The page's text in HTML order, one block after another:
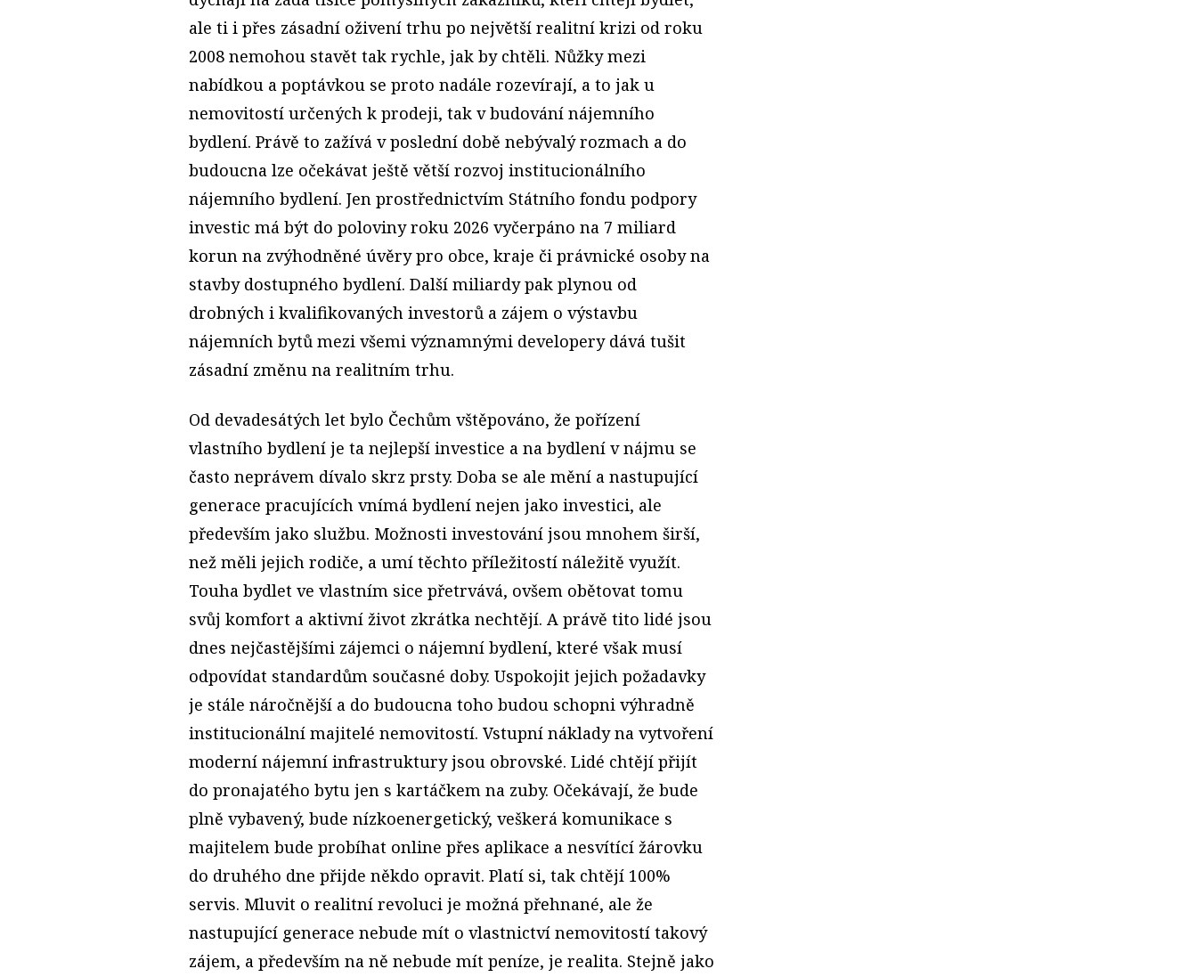
ale ti i přes zásadní oživení trhu po největší realitní krizi od roku
2008 nemohou stavět tak rychle, jak by chtěli. Nůžky mezi
nabídkou a poptávkou se proto nadále rozevírají, a to jak u
nemovitostí určených k prodeji, tak v budování nájemního
bydlení. Právě to zažívá v poslední době nebývalý rozmach a do
budoucna lze očekávat ještě větší rozvoj institucionálního
nájemního bydlení. Jen prostřednictvím Státního fondu podpory
investic má být do poloviny roku 2026 vyčerpáno na 7 miliard
korun na zvýhodněné úvěry pro obce, kraje či právnické osoby na
stavby dostupného bydlení. Další miliardy pak plynou od
drobných i kvalifikovaných investorů a zájem o výstavbu
nájemních bytů mezi všemi významnými developery dává tušit
zásadní změnu na realitním trhu.
Od devadesátých let bylo Čechům vštěpováno, že pořízení
vlastního bydlení je ta nejlepší investice a na bydlení v nájmu se
často neprávem dívalo skrz prsty. Doba se ale mění a nastupující
generace pracujících vnímá bydlení nejen jako investici, ale
především jako službu. Možnosti investování jsou mnohem širší,
než měli jejich rodiče, a umí těchto příležitostí náležitě využít.
Touha bydlet ve vlastním sice přetrvává, ovšem obětovat tomu
svůj komfort a aktivní život zkrátka nechtějí. A právě tito lidé jsou
dnes nejčastějšími zájemci o nájemní bydlení, které však musí
odpovídat standardům současné doby. Uspokojit jejich požadavky
je stále náročnější a do budoucna toho budou schopni výhradně
institucionální majitelé nemovitostí. Vstupní náklady na vytvoření
moderní nájemní infrastruktury jsou obrovské. Lidé chtějí přijít
do pronajatého bytu jen s kartáčkem na zuby. Očekávají, že bude
plně vybavený, bude nízkoenergetický, veškerá komunikace s
majitelem bude probíhat online přes aplikace a nesvítící žárovku
do druhého dne přijde někdo opravit. Platí si, tak chtějí 100%
servis. Mluvit o realitní revoluci je možná přehnané, ale že
nastupující generace nebude mít o vlastnictví nemovitostí takový
zájem, a především na ně nebude mít peníze, je realita. Stejně jako